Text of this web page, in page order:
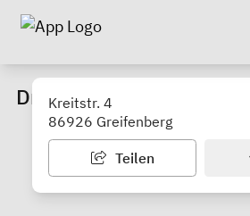
Dr. Annegret Weingartner
Kreitstr. 4
86926 Greifenberg
Teilen